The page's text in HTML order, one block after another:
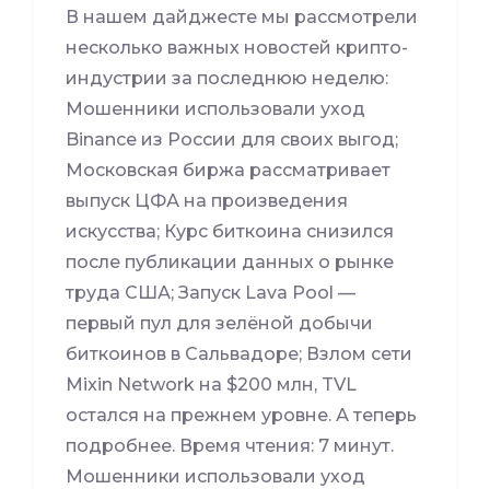
В нашем дайджесте мы рассмотрели
несколько важных новостей крипто-
индустрии за последнюю неделю:
Мошенники использовали уход
Binance из России для своих выгод;
Московская биржа рассматривает
выпуск ЦФА на произведения
искусства; Курс биткоина снизился
после публикации данных о рынке
труда США; Запуск Lava Pool —
первый пул для зелёной добычи
биткоинов в Сальвадоре; Взлом сети
Mixin Network на $200 млн, TVL
остался на прежнем уровне. А теперь
подробнее. Время чтения: 7 минут.
Мошенники использовали уход